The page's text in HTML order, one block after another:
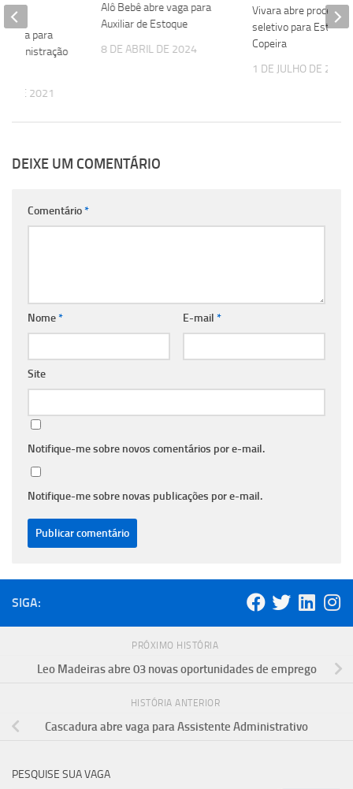
Alô Bebê abre vaga para
Auxiliar de Estoque
8 DE ABRIL DE 2024
Vivara abre processo
seletivo para
Copeira
1 DE JULHO DE 2024
vaga para
DE 2021
DEIXE UM COMENTÁRIO
Comentário*
Nome* E-mail *
Site
Notifique-me sobre novos comentários por e-mail.
Notifique-me sobre novas publicações por e-mail.
SIGA:
PRÓXIMO HISTÓRIA
Leo Madeiras abre 03 novas oportunidades de emprego
HISTÓRIA ANTERIOR
Cascadura abre vaga para Assistente Administrativo
PESQUISE SUA VAGA